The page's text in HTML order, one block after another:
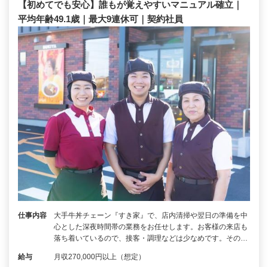
【初めてでも安心】誰もが覚えやすいマニュアル確立｜
平均年齢49.1歳｜最大9連休可｜契約社員
仕事内容
大手牛丼チェーン『すき家』で、店内清掃や翌日の準備を中
心とした深夜時間帯の業務をお任せします。お客様の来店も
落ち着いているので、接客・調理などは少なめです。その…
給与 月収270,000円以上（想定）